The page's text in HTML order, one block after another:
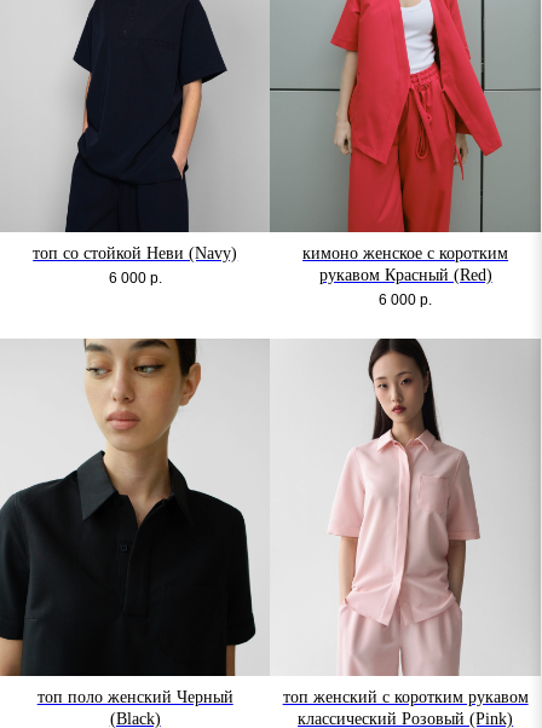
топ со стойкой Неви (Navy)
6 000 р.
кимоно женское с коротким
рукавом Красный (Red)
6 000 р.
топ поло женский Черный
(Black)
топ женский с коротким рукавом
классический Розовый (Pink)